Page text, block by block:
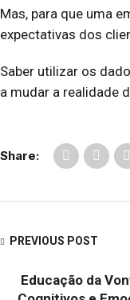
Mas, para que uma
expectativas dos
Saber utilizar os
a mudar a realidade
Share:
PREVIOUS POST
Educação da